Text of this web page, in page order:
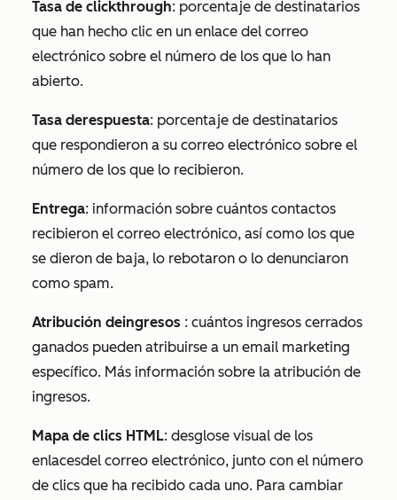
Tasa de clickthrough: porcentaje de destinatarios
que han hecho clic en un enlace del correo
electrónico sobre el número de los que lo han
abierto.
Tasa derespuesta: porcentaje de destinatarios
que respondieron a su correo electrónico sobre el
número de los que lo recibieron.
Entrega: información sobre cuántos contactos
recibieron el correo electrónico, así como los que
se dieron de baja, lo rebotaron o lo denunciaron
como spam.
Atribución deingresos : cuántos ingresos cerrados
ganados pueden atribuirse a un email marketing
específico. Más información sobre la atribución de
ingresos.
Mapa de clics HTML: desglose visual de los
enlacesdel correo electrónico, junto con el número
de clics que ha recibido cada uno. Para cambiar